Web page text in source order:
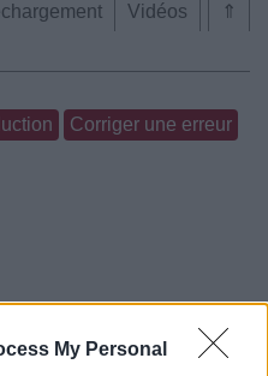
My Personal
⇑
Vidéos
Corriger une erreur